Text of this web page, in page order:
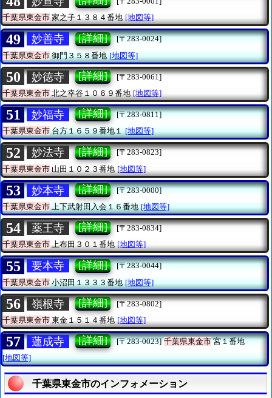
千葉県東金市家之子１３８４番地 [地図等]
49 妙善寺 [詳細]
[〒283-0024]
千葉県東金市御門３５８番地 [地図等]
50 妙徳寺 [詳細]
[〒283-0061]
千葉県東金市北之幸谷１０６９番地 [地図等]
51 妙福寺 [詳細]
[〒283-0811]
千葉県東金市台方１６５９番地１ [地図等]
52 妙法寺 [詳細]
[〒283-0823]
千葉県東金市 山田１０２３番地 [地図等]
53 妙本寺 [詳細]
[〒283-0000]
千葉県東金市上下武射田入会１６番地 [地図等]
54 薬王寺 [詳細]
[〒283-0834]
千葉県東金市上布田３０１番地 [地図等]
55 要本寺 [詳細]
[〒283-0044]
千葉県東金市小沼田１３３３番地 [地図等]
56 嶺根寺 [詳細]
[〒283-0802]
千葉県東金市東金１５１４番地 [地図等]
57 蓮成寺 [詳細] [〒283-0023] 千葉県東金市宮１番地
[地図等]
千葉県東金市のインフォメーション